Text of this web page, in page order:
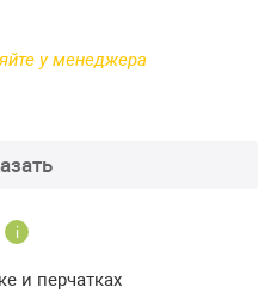
у менеджера
i
и перчатках